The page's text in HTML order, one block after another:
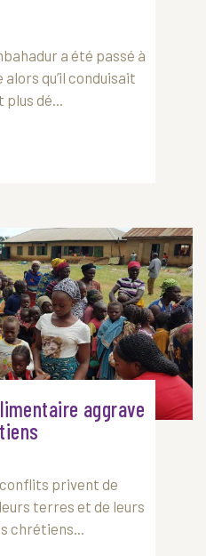
a été passé à
qu’il conduisait
plus dé...
aggrave
conflits privent de
terres et de leurs
chrétiens...